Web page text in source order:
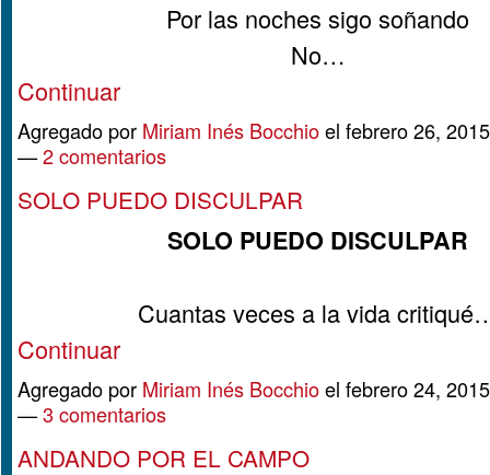
Por las noches sigo soñando
No…
Continuar
Agregado por Miriam Inés Bocchioel febrero 26,
—2 comentarios
SOLO PUEDO DISCULPAR
SOLO PUEDO DISCULPAR
Cuantas veces a la vida
Continuar
Agregado por Miriam Inés Bocchioel febrero 24,
—3 comentarios
ANDANDO POR EL CAMPO